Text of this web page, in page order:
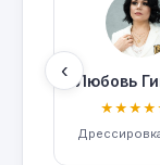
‹ Любовь